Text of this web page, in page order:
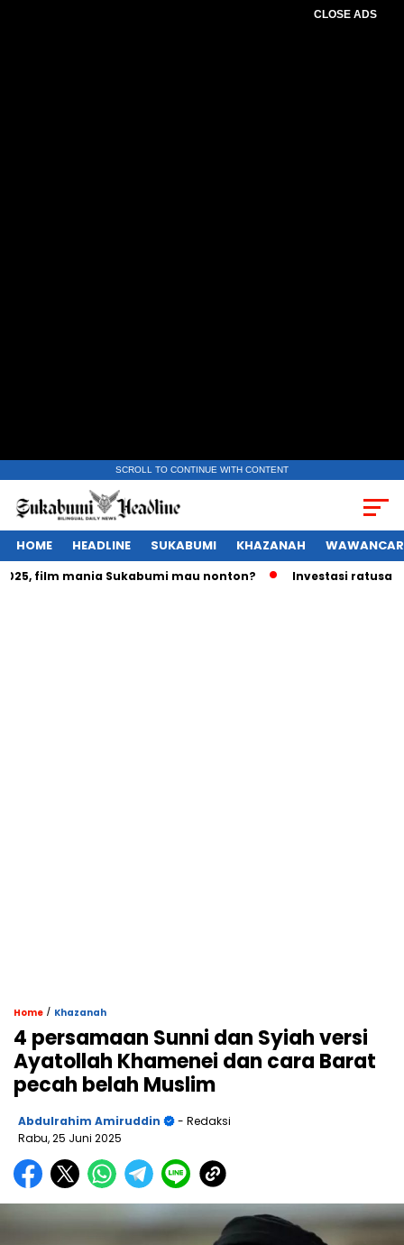
CLOSE ADS
SCROLL TO CONTINUE WITH CONTENT
HOME HEADLINE SUKABUMI KHAZANAH
mania Sukabumi mau nonton? Investasi ratusan triliun
Home / Khazanah
4 persamaan Sunni dan Syiah versi
Ayatollah Khamenei dan cara Barat
pecah belah Muslim
Abdulrahim Amiruddin
- Redaksi
Rabu, 25 Juni 2025